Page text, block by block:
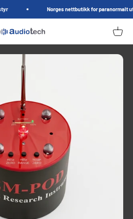
Norges nettbutikk for paranormalt